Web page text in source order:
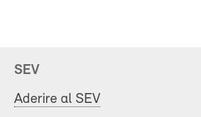
SEV
Aderire al SEV